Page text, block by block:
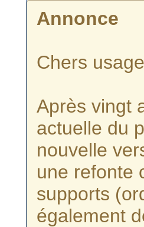
Annonce
Chers
Après vingt
actuelle du
nouvelle
une refonte
supports
également